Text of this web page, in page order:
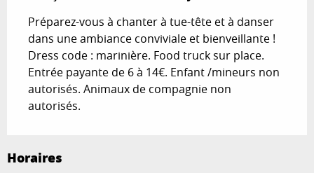
Préparez-vous à chanter à tue-tête et à danser
dans une ambiance conviviale et bienveillante !
Dress code : marinière. Food truck sur place.
Entrée payante de 6 à 14€. Enfant /mineurs non
autorisés. Animaux de compagnie non
autorisés.
Horaires